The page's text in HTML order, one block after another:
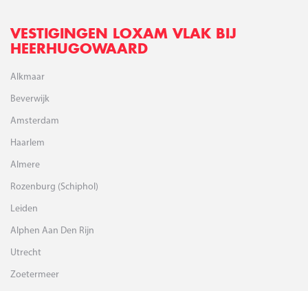
VESTIGINGEN LOXAM VLAK BIJ
HEERHUGOWAARD
Alkmaar
Beverwijk
Amsterdam
Haarlem
Almere
Rozenburg (Schiphol)
Leiden
Alphen Aan Den Rijn
Utrecht
Zoetermeer